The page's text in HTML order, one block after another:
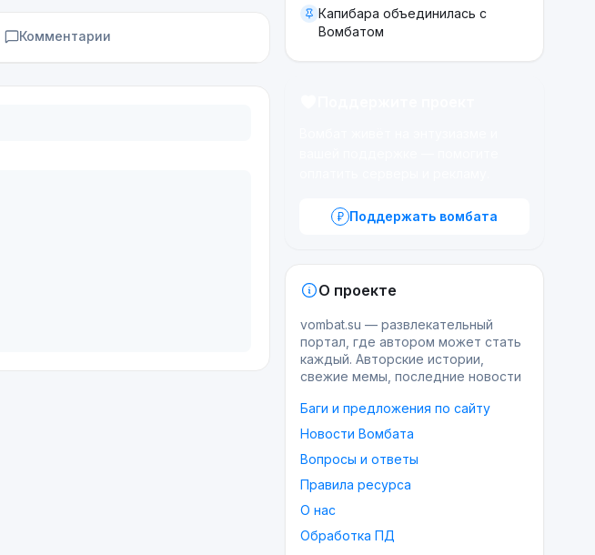
Комментарии
Капибара объединилась с
Вомбатом
Поддержать вомбата
О проекте
vombat.su — развлекательный
портал, где автором может стать
каждый. Авторские истории,
свежие мемы, последние новости
Баги и предложения по сайту
Новости Вомбата
Вопросы и ответы
Правила ресурса
О нас
Обработка ПД